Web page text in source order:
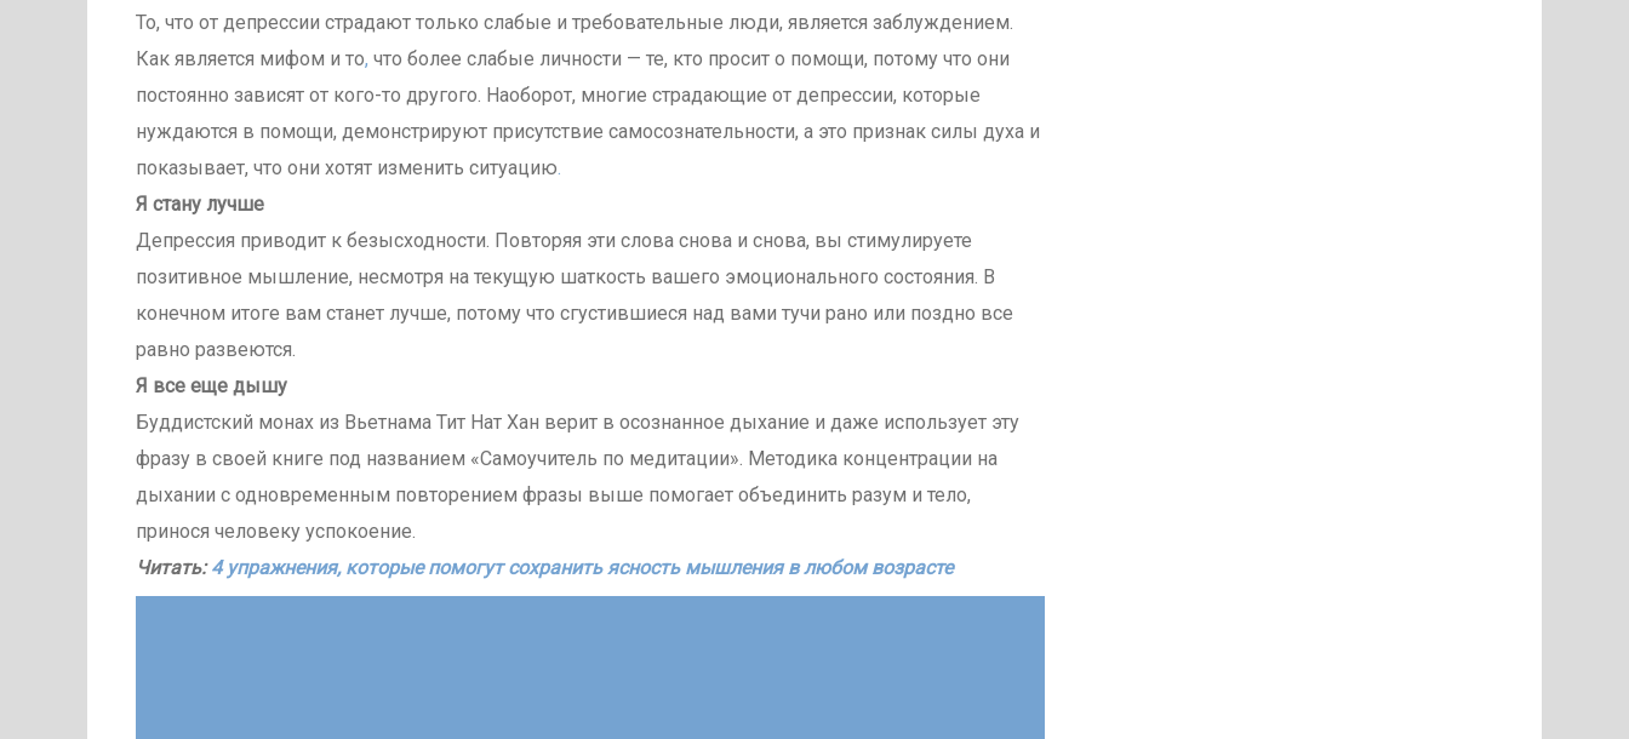
То, что от депрессии страдают только слабые и требовательные люди, является заблуждением.
Как является мифом и то, что более слабые личности — те, кто просит о помощи, потому что они
постоянно зависят от кого-то другого. Наоборот, многие страдающие от депрессии, которые
нуждаются в помощи, демонстрируют присутствие самосознательности, а это признак силы духа и
показывает, что они хотят изменить ситуацию.
Я стану лучше
Депрессия приводит к безысходности. Повторяя эти слова снова и снова, вы стимулируете
позитивное мышление, несмотря на текущую шаткость вашего эмоционального состояния. В
конечном итоге вам станет лучше, потому что сгустившиеся над вами тучи рано или поздно все
равно развеются.
Я все еще дышу
Буддистский монах из Вьетнама Тит Нат Хан верит в осознанное дыхание и даже использует эту
фразу в своей книге под названием «Самоучитель по медитации». Методика концентрации на
дыхании с одновременным повторением фразы выше помогает объединить разум и тело,
принося человеку успокоение.
Читать:4 упражнения, которые помогут сохранить ясность мышления в любом возрасте